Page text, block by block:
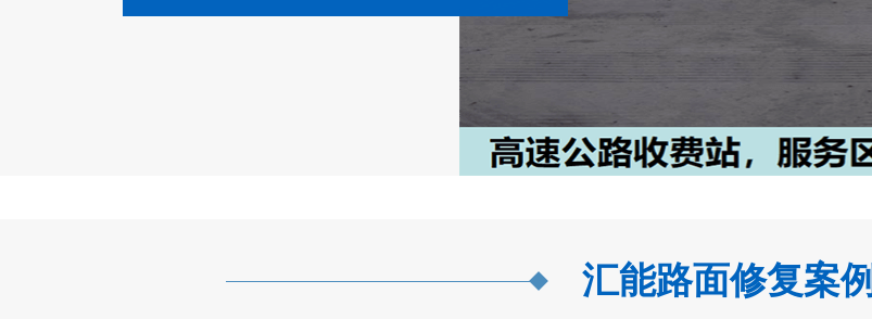
汇能路面修复案例